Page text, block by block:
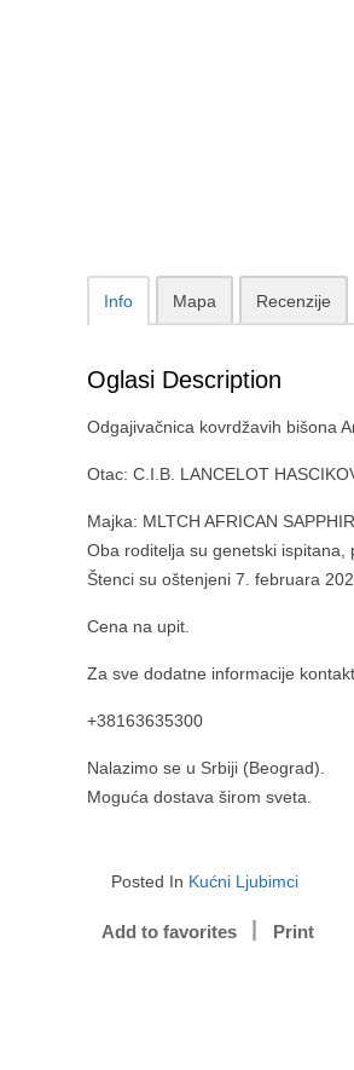
Info Mapa Recenzije
Oglasi Description
Odgajivačnica kovrdžavih bišona
Otac: C.I.B. LANCELOT
Majka: MLTCH AFRICAN
Oba roditelja su genetski ispitana,
Štenci su oštenjeni 7. februara
Cena na upit.
Za sve dodatne informacije
+38163635300
Nalazimo se u Srbiji (Beograd).
Moguća dostava širom sveta.
Posted In Kućni Ljubimci
Add to favorites Print